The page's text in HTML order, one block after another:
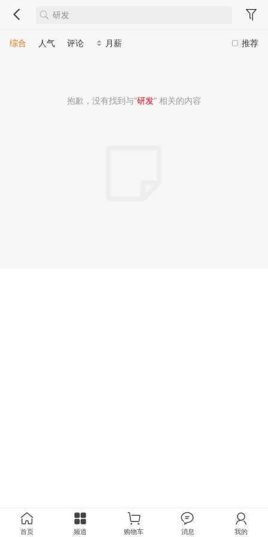
推荐
综合 人气 评论 月薪
抱歉，没有找到与“研发” 相关的内容
首页 频道 购物车 消息 我的